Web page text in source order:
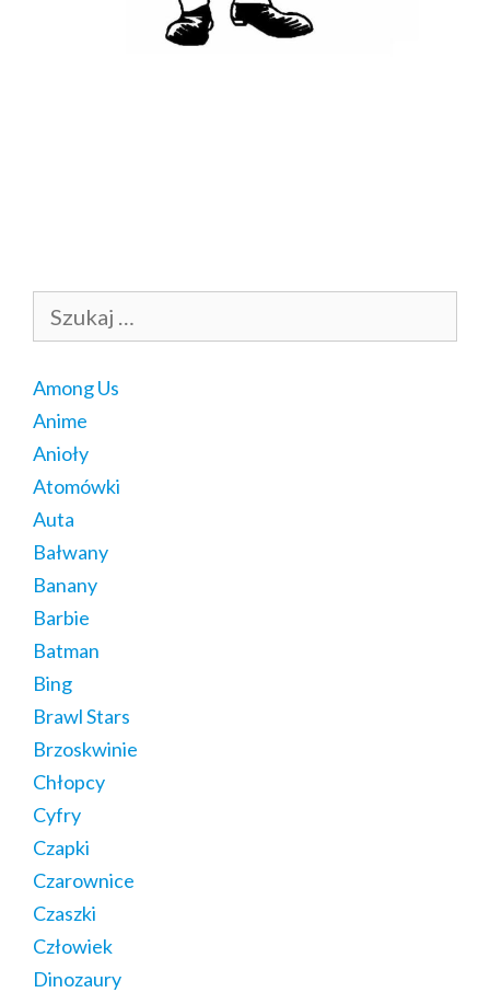
Among Us
Anime
Anioły
Atomówki
Auta
Bałwany
Banany
Barbie
Batman
Bing
Brawl Stars
Brzoskwinie
Chłopcy
Cyfry
Czapki
Czarownice
Czaszki
Człowiek
Dinozaury